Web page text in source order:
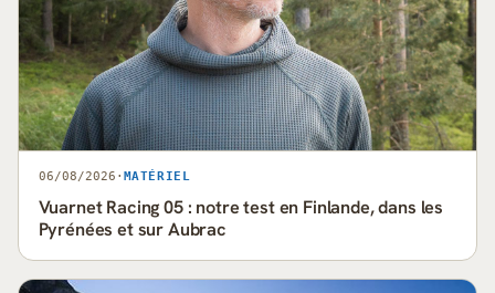
06/08/2026 · MATÉRIEL
Vuarnet Racing 05 : notre test en Finlande, dans les
Pyrénées et sur Aubrac